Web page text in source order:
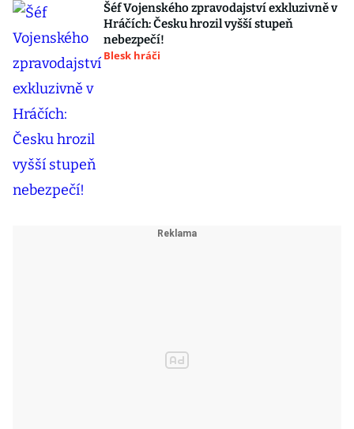
Šéf Vojenského zpravodajství exkluzivně v
Hráčích: Česku hrozil vyšší stupeň
nebezpečí!
Blesk hráči